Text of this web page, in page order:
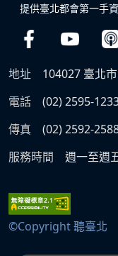
提供臺北都會第一手
地址
104027 臺北
電話
(02) 2595-
傳真
(02) 2592-
服務時間
週一至週
©Copyright 聽臺北